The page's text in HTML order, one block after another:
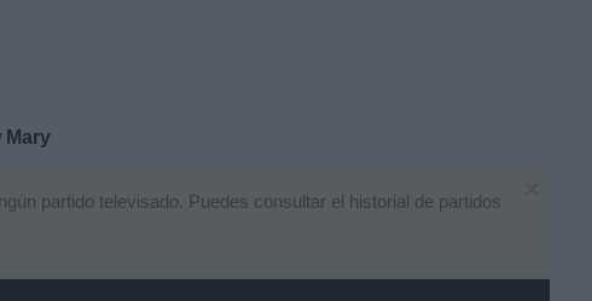
Mary
partido televisado. Puedes consultar el historial de partidos